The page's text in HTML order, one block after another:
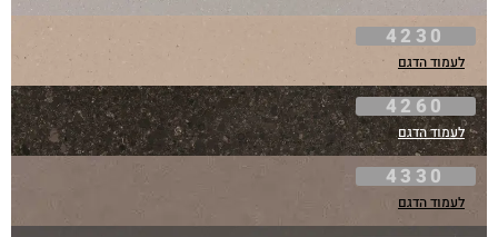
4230
לעמוד הדגם
4260
לעמוד הדגם
4330
לעמוד הדגם